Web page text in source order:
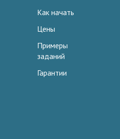
Как начать
Цены
Примеры
заданий
Гарантии